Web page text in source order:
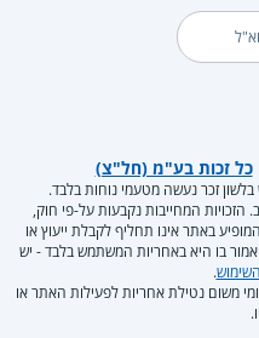
כל זכות בע"מ (חל"צ)
זכר נעשה מטעמי נוחות בלבד.
הזכויות המחייבות נקבעות על-פי חוק,
באתר אינו תחליף לקבלת ייעוץ או
בו היא באחריות המשתמש בלבד - יש
.
משום נטילת אחריות לפעילות האתר או